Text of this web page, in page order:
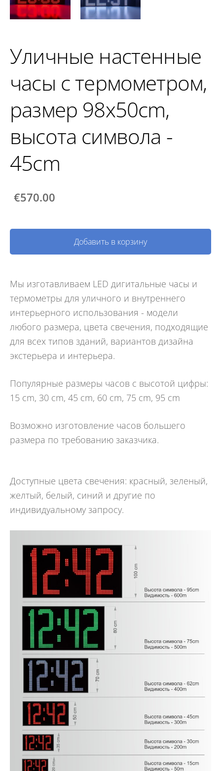
Уличные настенные
часы с термометром,
размер 98x50cm,
высота символа -
45cm
€570.00
Добавить в корзину
Мы изготавливаем LED дигитальные часы и
термометры для уличного и внутреннего
интерьерного использования - модели
любого размера, цвета свечения, подходящие
для всех типов зданий, вариантов дизайна
экстерьера и интерьера.
Популярные размеры часов с высотой цифры:
15 cm, 30 cm, 45 cm, 60 cm, 75 cm, 95 cm
Возможно изготовление часов большего
размера по требованию заказчика.
Доступные цвета свечения: красный, зеленый,
желтый, белый, синий и другие по
индивидуальному запросу.